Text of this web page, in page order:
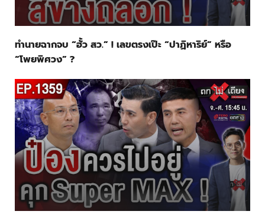
ทำนายฉากจบ “ฮั้ว สว.” ! เลขตรงเป๊ะ “ปาฏิหาริย์” หรือ
“โพยพิศวง” ?